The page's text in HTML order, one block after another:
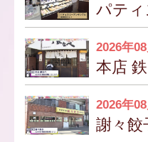
パテ
2026年
本店
2026年
謝々餃